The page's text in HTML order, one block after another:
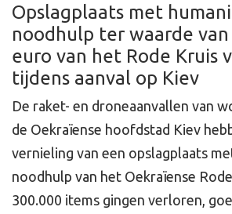
Opslagplaats met
noodhulp ter waarde
euro van het Rode Kruis
tijdens aanval op Kiev
De raket- en droneaanvallen van
de Oekraïense hoofdstad Kiev
vernieling van een opslagplaats
noodhulp van het Oekraïense
300.000 items gingen verloren,